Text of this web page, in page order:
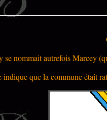
se nommait autrefois Marcey
que la commune était